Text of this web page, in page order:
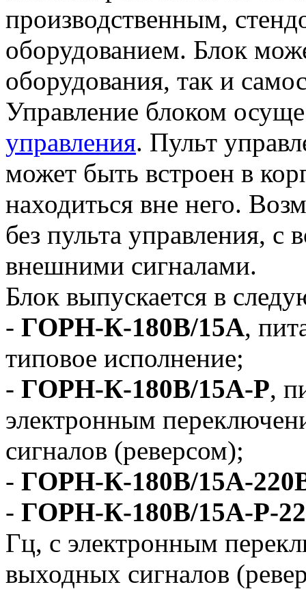
производственным,
оборудованием. Блок
оборудования, так и
Управление блоком
управления. Пульт
может быть встроен в
находиться вне него.
без пульта управления,
внешними сигналами.
Блок выпускается в
- ГОРН-К-180В/15А,
типовое исполнение;
- ГОРН-К-180В/15А-Р,
электронным
сигналов (реверсом);
- ГОРН-К-180В/15А-
- ГОРН-К-180В/15А-Р-
Гц, с электронным
выходных сигналов